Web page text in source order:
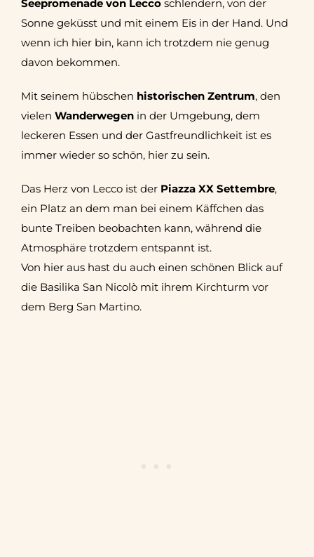
Seepromenade von Lecco schlendern, von der
Sonne geküsst und mit einem Eis in der Hand. Und
wenn ich hier bin, kann ich trotzdem nie genug
davon bekommen.
Mit seinem hübschen historischen Zentrum, den
vielen Wanderwegen in der Umgebung, dem
leckeren Essen und der Gastfreundlichkeit ist es
immer wieder so schön, hier zu sein.
Das Herz von Lecco ist der Piazza XX Settembre,
ein Platz an dem man bei einem Käffchen das
bunte Treiben beobachten kann, während die
Atmosphäre trotzdem entspannt ist.
Von hier aus hast du auch einen schönen Blick auf
die Basilika San Nicolò mit ihrem Kirchturm vor
dem Berg San Martino.